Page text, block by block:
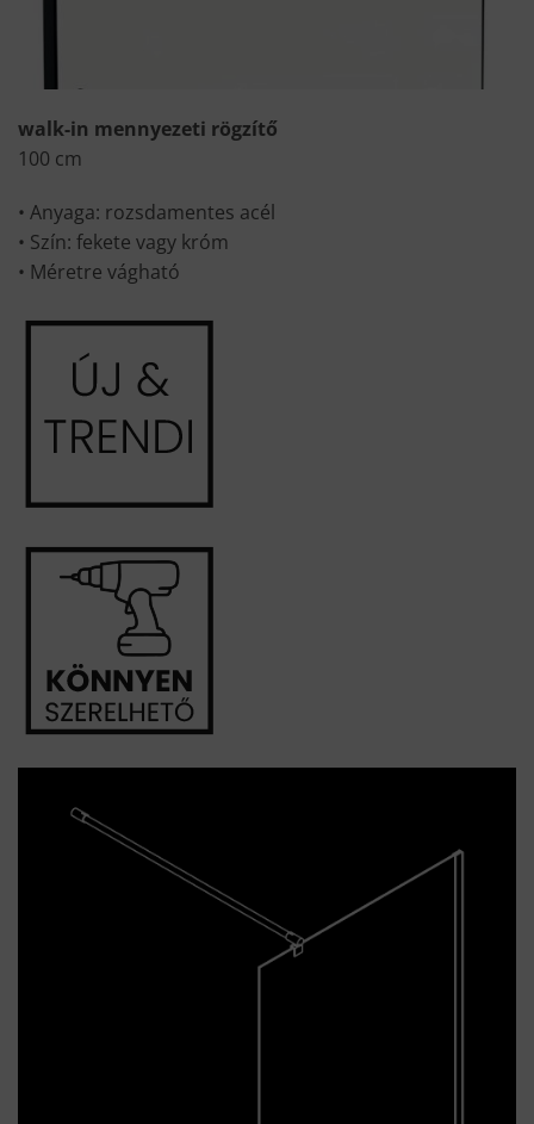
walk-in mennyezeti rögzítő
100 cm
• Anyaga: rozsdamentes acél
• Szín: fekete vagy króm
• Méretre vágható